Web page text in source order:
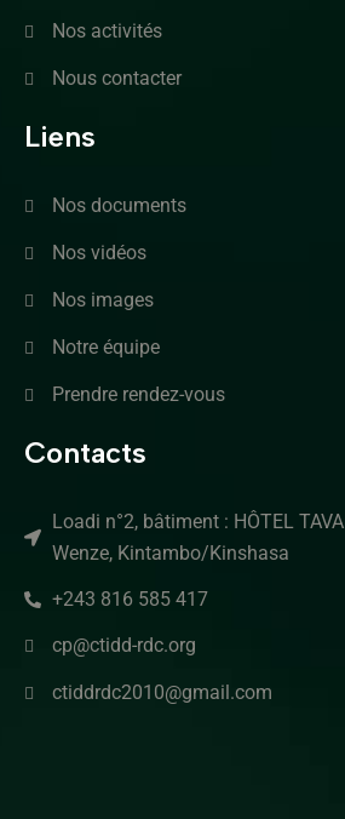
Nos activités
Nous contacter
Liens
Nos documents
Nos vidéos
Nos images
Notre équipe
Prendre rendez-vous
Contacts
Loadi n°2, bâtiment : HÔTEL
Wenze, Kintambo/Kinshasa
+243 816 585 417
cp@ctidd-rdc.org
ctiddrdc2010@gmail.com